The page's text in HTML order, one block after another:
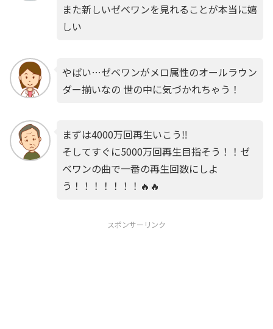
また新しいゼベワンを見れることが本当に嬉
しい
やばい…ゼベワンがメロ属性のオールラウン
ダー揃いなの 世の中に気づかれちゃう！
まずは4000万回再生いこう‼️
そしてすぐに5000万回再生目指そう！！ゼ
ベワンの曲で一番の再生回数にしよ
う！！！！！！！🔥🔥
スポンサーリンク